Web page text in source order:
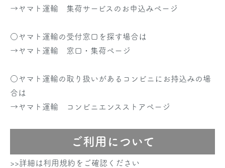
→ヤマト運輸 集荷サービスのお申込みページ
○ヤマト運輸の受付窓口を探す場合は
→ヤマト運輸 窓口・集荷ページ
○ヤマト運輸の取り扱いがあるコンビニにお持込みの場
合は
→ヤマト運輸 コンビニエンスストアページ
ご利用について
>>詳細は利用規約をご確認ください